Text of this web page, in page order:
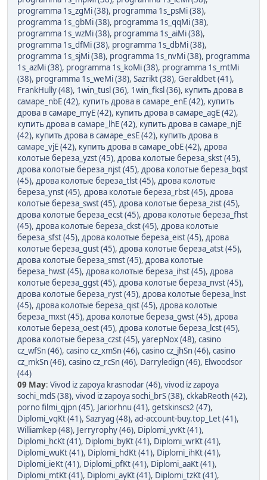
programma 1s_zgMi (38), programma 1s_psMi (38),
programma 1s_gbMi (38), programma 1s_qqMi (38),
programma 1s_wzMi (38), programma 1s_aiMi (38),
programma 1s_dfMi (38), programma 1s_dbMi (38),
programma 1s_sjMi (38), programma 1s_nvMi (38), programma
1s_azMi (38), programma 1s_koMi (38), programma 1s_mtMi
(38), programma 1s_weMi (38), Sazrikt (38), Geraldbet (41),
FrankHully (48), 1win_tusl (36), 1win_fksl (36), купить дрова в
самаре_nbE (42), купить дрова в самаре_enE (42), купить
дрова в самаре_myE (42), купить дрова в самаре_agE (42),
купить дрова в самаре_lhE (42), купить дрова в самаре_njE
(42), купить дрова в самаре_esE (42), купить дрова в
самаре_vjE (42), купить дрова в самаре_obE (42), дрова
колотые береза_yzst (45), дрова колотые береза_skst (45),
дрова колотые береза_njst (45), дрова колотые береза_bqst
(45), дрова колотые береза_tlst (45), дрова колотые
береза_ynst (45), дрова колотые береза_rbst (45), дрова
колотые береза_swst (45), дрова колотые береза_zist (45),
дрова колотые береза_ecst (45), дрова колотые береза_fhst
(45), дрова колотые береза_ckst (45), дрова колотые
береза_sfst (45), дрова колотые береза_eist (45), дрова
колотые береза_gust (45), дрова колотые береза_atst (45),
дрова колотые береза_smst (45), дрова колотые
береза_hwst (45), дрова колотые береза_ihst (45), дрова
колотые береза_ggst (45), дрова колотые береза_nvst (45),
дрова колотые береза_ryst (45), дрова колотые береза_lnst
(45), дрова колотые береза_qist (45), дрова колотые
береза_mxst (45), дрова колотые береза_gwst (45), дрова
колотые береза_oest (45), дрова колотые береза_lcst (45),
дрова колотые береза_czst (45), yarepNox (48), casino
cz_wfSn (46), casino cz_xmSn (46), casino cz_jhSn (46), casino
cz_mkSn (46), casino cz_rcSn (46), Darryledign (46), Elwoodsor
(44)
09 May: Vivod iz zapoya krasnodar (46), vivod iz zapoya
sochi_mdS (38), vivod iz zapoya sochi_brS (38), ckkabReoth (42),
porno filmi_qjpn (45), Jariorhnu (41), getskinscs2 (47),
Diplomi_vqKt (41), Sazryag (48), ad-account-buy.top_Let (41),
Williamkep (48), Jerryrophy (46), Diplomi_yvKt (41),
Diplomi_hcKt (41), Diplomi_byKt (41), Diplomi_wrKt (41),
Diplomi_wuKt (41), Diplomi_hdKt (41), Diplomi_ihKt (41),
Diplomi_ieKt (41), Diplomi_pfKt (41), Diplomi_aaKt (41),
Diplomi_mtKt (41), Diplomi_ayKt (41), Diplomi_tzKt (41),